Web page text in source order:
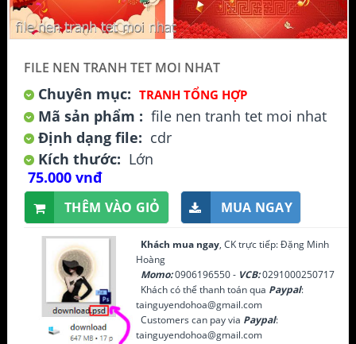
FILE NEN TRANH TET MOI NHAT
Chuyên mục: TRANH TỔNG HỢP
Mã sản phẩm : file nen tranh tet moi nhat
Định dạng file: cdr
Kích thước: Lớn
75.000 vnđ
THÊM VÀO GIỎ MUA NGAY
Khách mua ngay, CK trực tiếp: Đặng Minh
Hoàng
Momo:0906196550 - VCB:0291000250717
Khách có thể thanh toán qua Paypal:
tainguyendohoa@gmail.com
Customers can pay via Paypal:
tainguyendohoa@gmail.com